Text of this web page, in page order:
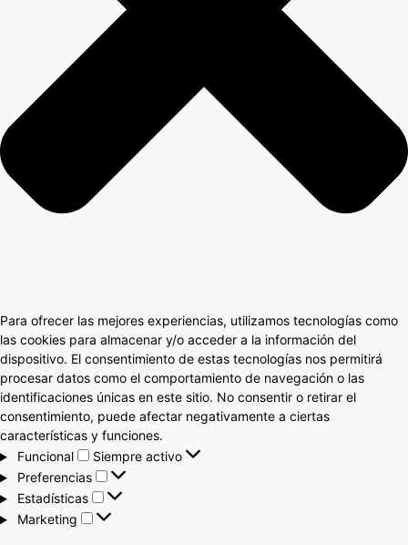
Para ofrecer las mejores experiencias, utilizamos tecnologías como
las cookies para almacenar y/o acceder a la información del
dispositivo. El consentimiento de estas tecnologías nos permitirá
procesar datos como el comportamiento de navegación o las
identificaciones únicas en este sitio. No consentir o retirar el
consentimiento, puede afectar negativamente a ciertas
características y funciones.
Funcional
Siempre activo
Preferencias
Estadísticas
Marketing